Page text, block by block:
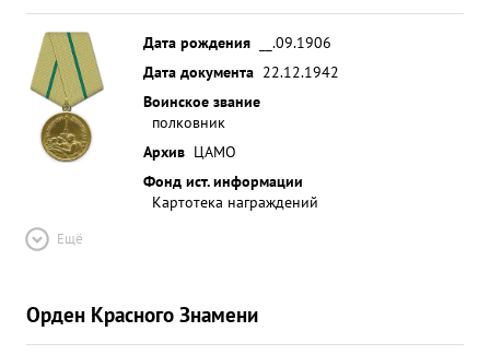
Дата рождения
__.09.1906
Дата документа 22.12.1942
Воинское звание
полковник
Архив ЦАМО
Фонд ист. информации
Картотека награждений
Ещё
Орден Красного Знамени